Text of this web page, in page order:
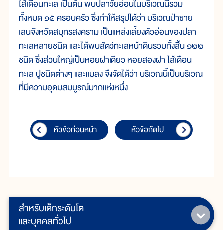
สำหรับเด็กระดับโต
และบุคคลทั่วไป
ไส้เดือนทะเล เป็นต้น พบปลาวัยอ่อนในบริเวณนี้รวม
ทั้งหมด ๑๕ ครอบครัว ซึ่งทำให้สรุปได้ว่า บริเวณป่าชาย
เลนจังหวัดสมุทรสงคราม เป็นแหล่งเลี้ยงตัวอ่อนของปลา
ทะเลหลายชนิด และได้พบสัตว์ทะเลหน้าดินรวมทั้งสิ้น ๑๒๒
ชนิด ซึ่งส่วนใหญ่เป็นหอยฝาเดียว หอยสองฝา ไส้เดือน
ทะเล ปูชนิดต่างๆ และแมลง จึงจัดได้ว่า บริเวณนี้เป็นบริเวณ
ที่มีความอุดมสมบูรณ์มากแห่งหนึ่ง
หัวข้อก่อนหน้า หัวข้อถัดไป